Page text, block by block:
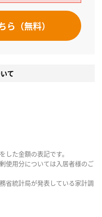
ら（無料）
て
た金額の表記です。
使用分については入居者様のご
省統計局が発表している家計調